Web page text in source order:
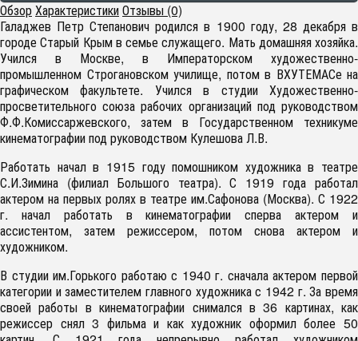
ОбзорХарактеристикиОтзывы (0)
Галаджев Петр Степанович родился в 1900 году, 28 декабря в
городе Старый Крым в семье служащего. Мать домашняя хозяйка.
Учился в Москве, в Императорском художественно-
промышленном Строгановском училище, потом в ВХУТЕМАСе на
графическом факультете. Учился в студии Художественно-
просветительного союза рабочих организаций под руководством
Ф.Ф.Комиссаржевского, затем в Государственном техникуме
кинематографии под руководством Кулешова Л.В.
Работать начал в 1915 году помошником художника в театре
С.И.Зимина (филиал Большого театра). С 1919 года работал
актером на первых ролях в театре им.Сафонова (Москва). С 1922
г. начал работать в кинематографии сперва актером и
ассистентом, затем режиссером, потом снова актером и
художником.
В студии им.Горького работаю с 1940 г. сначала актером первой
категории и заместителем главного художника с 1942 г. За время
своей работы в кинематографии снимался в 36 картинах, как
режиссер снял 3 фильма и как художник оформил более 50